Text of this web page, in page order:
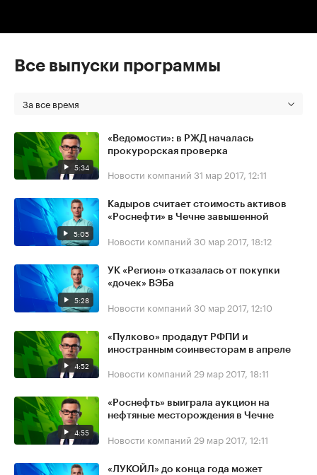
Все выпуски программы
За все время
5:34
«Ведомости»: в РЖД началась
прокурорская проверка
Новости компаний 31 мар 2017, 12:11
5:05
Кадыров считает стоимость активов
«Роснефти» в Чечне завышенной
Новости компаний 30 мар 2017, 18:12
5:28
УК «Регион» отказалась от покупки
«дочек» ВЭБа
Новости компаний 30 мар 2017, 12:10
4:52
«Пулково» продадут РФПИ и
иностранным соинвесторам в апреле
Новости компаний 29 мар 2017, 18:11
4:55
«Роснефть» выиграла аукцион на
нефтяные месторождения в Чечне
Новости компаний 29 мар 2017, 12:11
«ЛУКОЙЛ» до конца года может